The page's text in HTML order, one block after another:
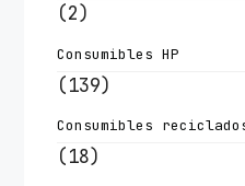
(2)
Consumibles HP
(139)
Consumibles
(18)